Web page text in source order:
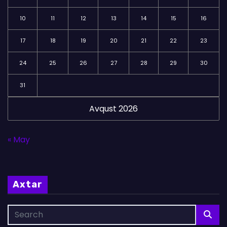
Avqust 2026
10 11 12 13 14 15 16
17 18 19 20 21 22 23
24 25 26 27 28 29 30
31
« May
Axtar